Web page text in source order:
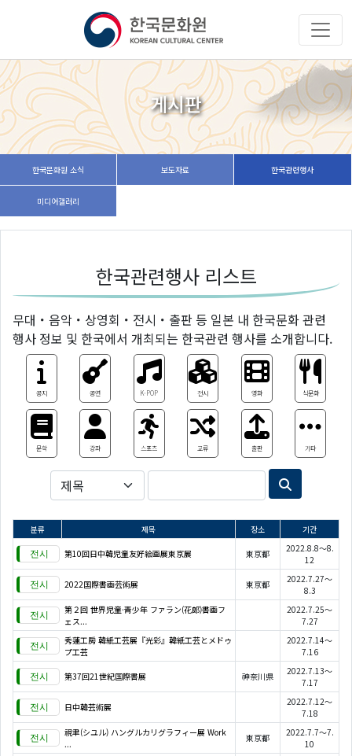
게시판
한국문화원 소식 보도자료 한국관련행사
미디어갤러리
한국관련행사 리스트
무대・음악・상영회・전시・출판 등 일본 내 한국문화 관련
행사 정보 및 한국에서 개최되는 한국관련 행사를 소개합니다.
공지 공연 K-POP 전시 영화 식문화
문학 강좌 스포츠 교류 출판 기타
분류 제목 장소 기간
第10回日中韓児童友好絵画展東京展 東京都
2022.8.8～8.
12
2022国際書画芸術展 東京都
2022.7.27～
8.3
第２回 世界児童·青少年 ファラン(花郞)書画フ
ェス...
2022.7.25～
7.27
秀蓮工房 韓紙工芸展『光彩』韓紙工芸とメドゥ
プ工芸
2022.7.14～
7.16
第37回21世紀国際書展 神奈川県
2022.7.13～
7.17
日中韓芸術展
2022.7.12～
7.18
視聿(シユル) ハングルカリグラフィー展 Work
...
東京都
2022.7.7～7.
10